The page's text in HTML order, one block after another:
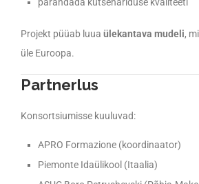
Projekt püüab luua ülekantava mudeli,
üle Euroopa.
Partnerlus
Konsortsiumisse kuuluvad:
APRO Formazione (koordinaator)
Piemonte Idaülikool (Itaalia)